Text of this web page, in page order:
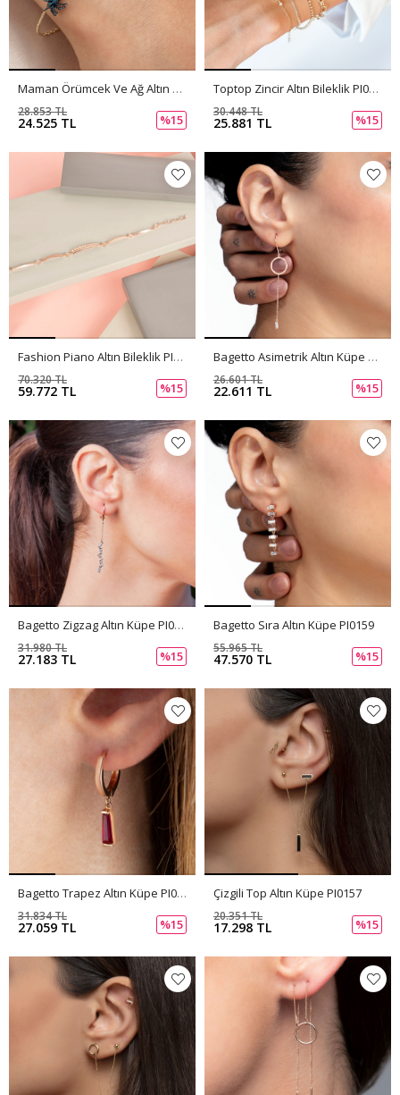
Maman Örümcek Ve Ağ Altın Bileklik PI0137
24.525 TL
28.853 TL
%15
Toptop Zincir Altın Bileklik PI0136
25.881 TL
30.448 TL
%15
Fashion Piano Altın Bileklik PI0135
59.772 TL
70.320 TL
%15
Bagetto Asimetrik Altın Küpe PI0160
22.611 TL
26.601 TL
%15
Bagetto Zigzag Altın Küpe PI0158
27.183 TL
31.980 TL
%15
Bagetto Sıra Altın Küpe PI0159
47.570 TL
55.965 TL
%15
Bagetto Trapez Altın Küpe PI0156
27.059 TL
31.834 TL
%15
Çizgili Top Altın Küpe PI0157
17.298 TL
20.351 TL
%15